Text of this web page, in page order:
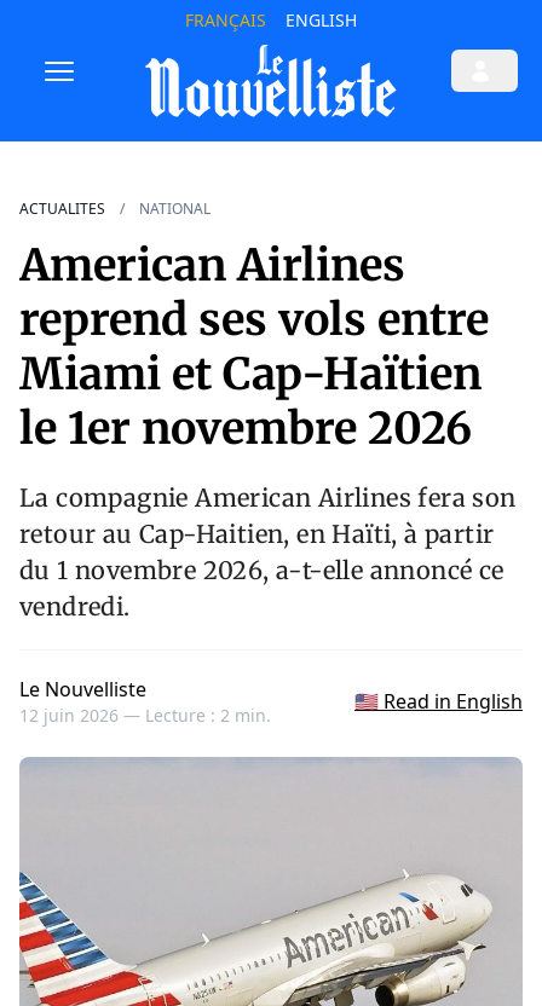
FRANÇAIS ENGLISH
ACTUALITES NATIONAL
American Airlines
reprend ses vols entre
Miami et Cap-Haïtien
le 1er novembre 2026
La compagnie American Airlines fera son
retour au Cap-Haitien, en Haïti, à partir
du 1 novembre 2026, a-t-elle annoncé ce
vendredi.
Le Nouvelliste
12 juin 2026 — Lecture : 2 min.
🇺🇸 Read in English